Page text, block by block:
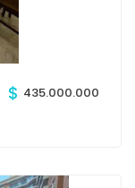
$ 435.000.000